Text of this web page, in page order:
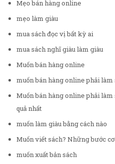
Mẹo bán hàng online
mẹo làm giàu
mua sách đọc vị bất kỳ ai
mua sách nghĩ giàu làm giàu
Muốn bán hàng online
muốn bán hàng online phải làm
Muốn bán hàng online phải
quả nhất
muốn làm giàu bằng cách nào
Muốn viết sách? Những bước
muốn xuất bản sách